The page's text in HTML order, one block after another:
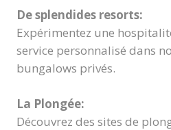
De splendides resorts:
Expérimentez une
service personnalisé dans
bungalows privés.
La Plongée:
Découvrez des sites de